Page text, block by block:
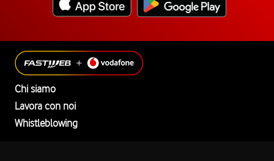
Chi siamo
Lavora con noi
Whistleblowing